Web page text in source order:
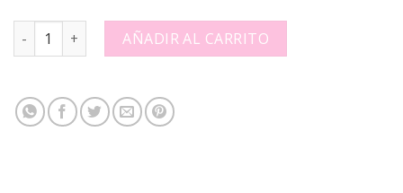
Taza personalizada con foto - Día del padre 2 - 700002 quantity
AÑADIR AL CARRITO